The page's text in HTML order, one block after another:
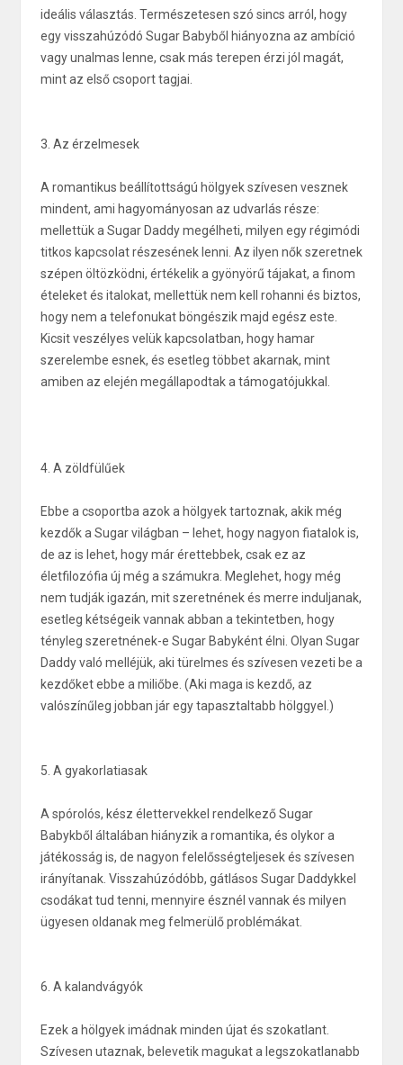
ideális választás. Természetesen szó sincs arról, hogy
egy visszahúzódó Sugar Babyből hiányozna az ambíció
vagy unalmas lenne, csak más terepen érzi jól magát,
mint az első csoport tagjai.
3. Az érzelmesek
A romantikus beállítottságú hölgyek szívesen vesznek
mindent, ami hagyományosan az udvarlás része:
mellettük a Sugar Daddy megélheti, milyen egy régimódi
titkos kapcsolat részesének lenni. Az ilyen nők szeretnek
szépen öltözködni, értékelik a gyönyörű tájakat, a finom
ételeket és italokat, mellettük nem kell rohanni és biztos,
hogy nem a telefonukat böngészik majd egész este.
Kicsit veszélyes velük kapcsolatban, hogy hamar
szerelembe esnek, és esetleg többet akarnak, mint
amiben az elején megállapodtak a támogatójukkal.
4. A zöldfülűek
Ebbe a csoportba azok a hölgyek tartoznak, akik még
kezdők a Sugar világban – lehet, hogy nagyon fiatalok is,
de az is lehet, hogy már érettebbek, csak ez az
életfilozófia új még a számukra. Meglehet, hogy még
nem tudják igazán, mit szeretnének és merre induljanak,
esetleg kétségeik vannak abban a tekintetben, hogy
tényleg szeretnének-e Sugar Babyként élni. Olyan Sugar
Daddy való melléjük, aki türelmes és szívesen vezeti be a
kezdőket ebbe a miliőbe. (Aki maga is kezdő, az
valószínűleg jobban jár egy tapasztaltabb hölggyel.)
5. A gyakorlatiasak
A spórolós, kész élettervekkel rendelkező Sugar
Babykből általában hiányzik a romantika, és olykor a
játékosság is, de nagyon felelősségteljesek és szívesen
irányítanak. Visszahúzódóbb, gátlásos Sugar Daddykkel
csodákat tud tenni, mennyire észnél vannak és milyen
ügyesen oldanak meg felmerülő problémákat.
6. A kalandvágyók
Ezek a hölgyek imádnak minden újat és szokatlant.
Szívesen utaznak, belevetik magukat a legszokatlanabb